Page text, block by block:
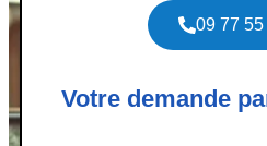
09 77
Votre demande